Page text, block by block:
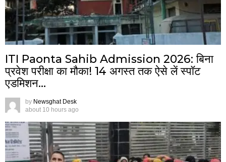
ITI Paonta Sahib Admission 2026: बिना
प्रवेश परीक्षा का मौका! 14 अगस्त तक ऐसे लें स्पॉट
एडमिशन…
by Newsghat Desk
about 10 hours ago